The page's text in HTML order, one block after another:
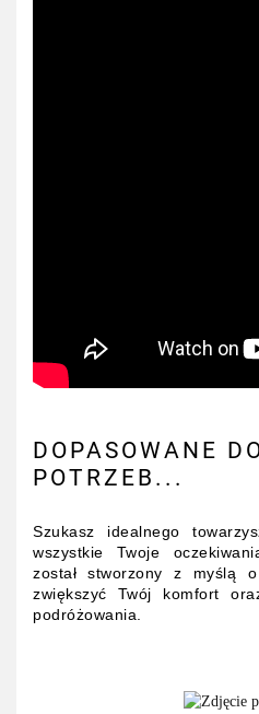
DOPASOWANE
POTRZEB...
Szukasz idealnego
wszystkie Twoje
został stworzony z myślą
zwiększyć Twój komfort
podróżowania.